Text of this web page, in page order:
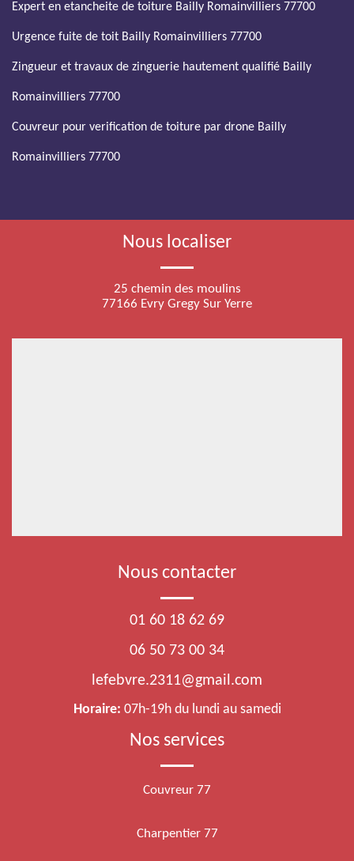
Expert en etancheite de toiture Bailly Romainvilliers 77700
Urgence fuite de toit Bailly Romainvilliers 77700
Zingueur et travaux de zinguerie hautement qualifié Bailly
Romainvilliers 77700
Couvreur pour verification de toiture par drone Bailly
Romainvilliers 77700
Nous localiser
25 chemin des moulins
77166 Evry Gregy Sur Yerre
Nous contacter
01 60 18 62 69
06 50 73 00 34
lefebvre.2311@gmail.com
Horaire: 07h-19h du lundi au samedi
Nos services
Couvreur 77
Charpentier 77